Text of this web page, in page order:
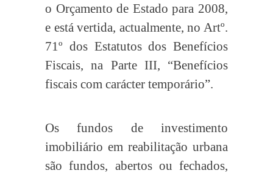
o Orçamento de Estado para 2008,
e está vertida, actualmente, no Artº.
71º dos Estatutos dos Benefícios
Fiscais, na Parte III, “Benefícios
fiscais com carácter temporário”.
Os fundos de investimento
imobiliário em reabilitação urbana
são fundos, abertos ou fechados,